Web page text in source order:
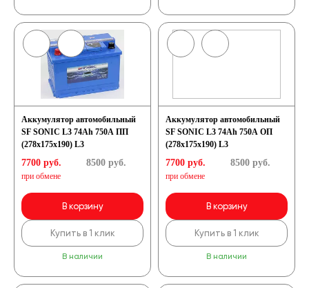
Аккумулятор автомобильный
SF SONIC L3 74Ah 750A ПП
(278х175х190) L3
7700 руб.
при обмене
8500руб.
В корзину
Купить в 1 клик
В наличии
Аккумулятор автомобильный
SF SONIC L3 74Ah 750A ОП
(278х175х190) L3
7700 руб.
при обмене
8500руб.
В корзину
Купить в 1 клик
В наличии